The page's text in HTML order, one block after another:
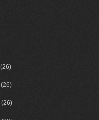
(26)
(26)
(26)